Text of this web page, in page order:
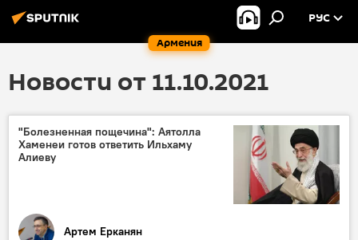
Армения
РУС
Новости от 11.10.2021
"Болезненная пощечина": Аятолла
Хаменеи готов ответить Ильхаму
Алиеву
Артем Ерканян